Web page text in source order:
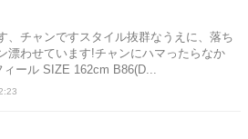
、チャンですスタイル抜群なうえに、落ち
漂わせています!チャンにハマったらなか
ール SIZE 162cm B86(D...